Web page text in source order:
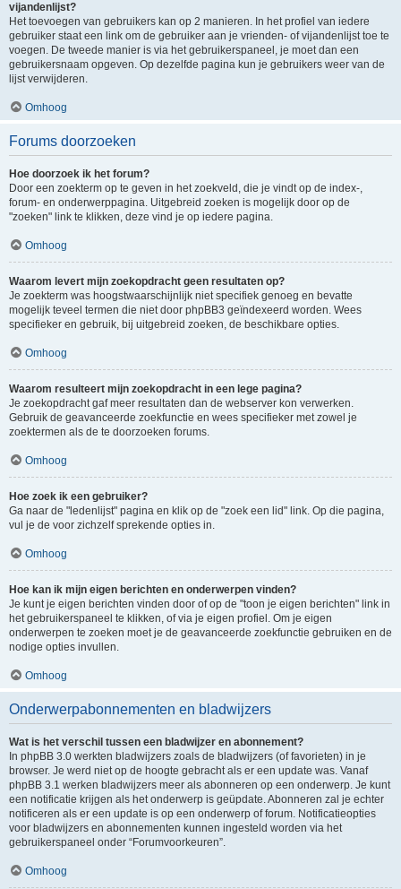
vijandenlijst?
Het toevoegen van gebruikers kan op 2 manieren. In het profiel van iedere
gebruiker staat een link om de gebruiker aan je vrienden- of vijandenlijst toe te
voegen. De tweede manier is via het gebruikerspaneel, je moet dan een
gebruikersnaam opgeven. Op dezelfde pagina kun je gebruikers weer van de
lijst verwijderen.
Omhoog
Forums doorzoeken
Hoe doorzoek ik het forum?
Door een zoekterm op te geven in het zoekveld, die je vindt op de index-,
forum- en onderwerppagina. Uitgebreid zoeken is mogelijk door op de
"zoeken" link te klikken, deze vind je op iedere pagina.
Omhoog
Waarom levert mijn zoekopdracht geen resultaten op?
Je zoekterm was hoogstwaarschijnlijk niet specifiek genoeg en bevatte
mogelijk teveel termen die niet door phpBB3 geïndexeerd worden. Wees
specifieker en gebruik, bij uitgebreid zoeken, de beschikbare opties.
Omhoog
Waarom resulteert mijn zoekopdracht in een lege pagina?
Je zoekopdracht gaf meer resultaten dan de webserver kon verwerken.
Gebruik de geavanceerde zoekfunctie en wees specifieker met zowel je
zoektermen als de te doorzoeken forums.
Omhoog
Hoe zoek ik een gebruiker?
Ga naar de "ledenlijst" pagina en klik op de "zoek een lid" link. Op die pagina,
vul je de voor zichzelf sprekende opties in.
Omhoog
Hoe kan ik mijn eigen berichten en onderwerpen vinden?
Je kunt je eigen berichten vinden door of op de "toon je eigen berichten" link in
het gebruikerspaneel te klikken, of via je eigen profiel. Om je eigen
onderwerpen te zoeken moet je de geavanceerde zoekfunctie gebruiken en de
nodige opties invullen.
Omhoog
Onderwerpabonnementen en bladwijzers
Wat is het verschil tussen een bladwijzer en abonnement?
In phpBB 3.0 werkten bladwijzers zoals de bladwijzers (of favorieten) in je
browser. Je werd niet op de hoogte gebracht als er een update was. Vanaf
phpBB 3.1 werken bladwijzers meer als abonneren op een onderwerp. Je kunt
een notificatie krijgen als het onderwerp is geüpdate. Abonneren zal je echter
notificeren als er een update is op een onderwerp of forum. Notificatieopties
voor bladwijzers en abonnementen kunnen ingesteld worden via het
gebruikerspaneel onder “Forumvoorkeuren”.
Omhoog